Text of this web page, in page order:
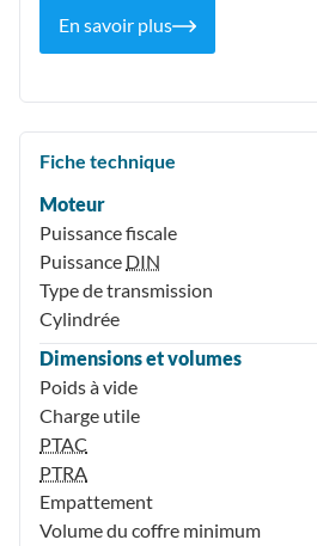
En savoir plus
Fiche technique
Moteur
Puissance fiscale
Puissance DIN
Type de transmission
Cylindrée
Dimensions et volumes
Poids à vide
Charge utile
PTAC
PTRA
Empattement
Volume du coffre minimum